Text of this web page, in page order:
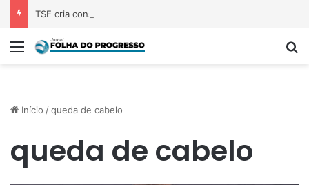
Menu
Início /queda de cabelo
queda de cabelo